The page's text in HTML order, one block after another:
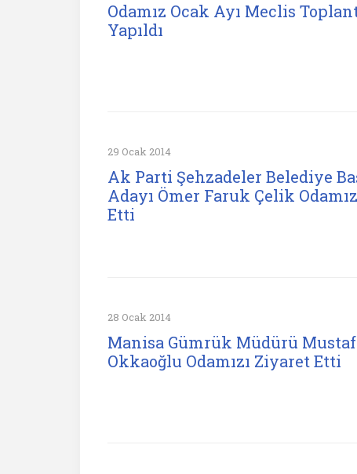
Odamız Ocak Ayı Meclis
Yapıldı
29 Ocak 2014
Ak Parti Şehzadeler Belediye
Adayı Ömer Faruk Çelik
Etti
28 Ocak 2014
Manisa Gümrük Müdürü
Okkaoğlu Odamızı Ziyaret Etti